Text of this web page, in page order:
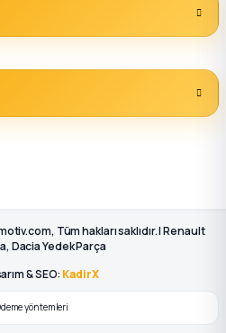
Tüm hakları saklıdır. | Renault
Dacia Yedek Parça
& SEO: KadirX